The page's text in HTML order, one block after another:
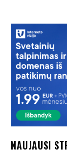
NAUJAUSI